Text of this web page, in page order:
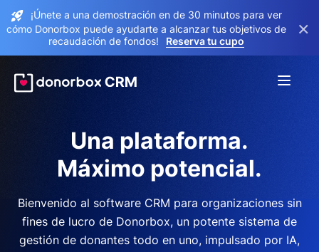
¡Únete a una demostración en de 30 minutos para ver
cómo Donorbox puede ayudarte a alcanzar tus objetivos de
recaudación de fondos!
Reserva tu cupo
×
Una plataforma.
Máximo potencial.
Bienvenido al software CRM para organizaciones sin
fines de lucro de Donorbox, un potente sistema de
gestión de donantes todo en uno, impulsado por IA,